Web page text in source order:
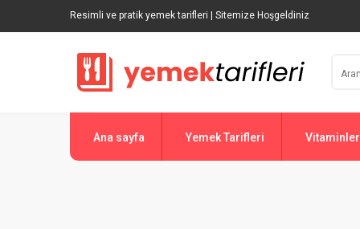
Resimli ve pratik yemek tarifleri | Sitemize Hoşgeldiniz
Ana sayfa Yemek Tarifleri Vitaminler